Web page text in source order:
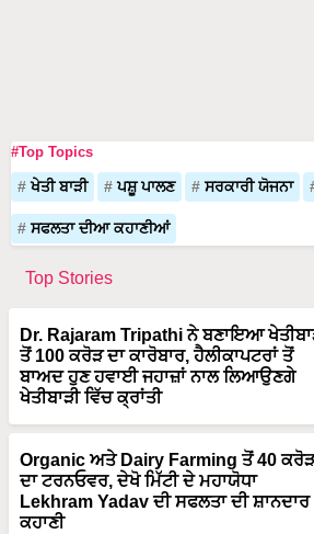
#Top Topics
ਖੇਤੀ ਬਾੜੀ ਪਸ਼ੂ ਪਾਲਣ ਸਰਕਾਰੀ ਯੋਜਨਾ
ਸਫਲਤਾ ਦੀਆ ਕਹਾਣੀਆਂ
Top Stories
Dr. Rajaram Tripathi ਨੇ ਬਣਾਇਆ
ਤੋਂ 100 ਕਰੋੜ ਦਾ ਕਾਰੋਬਾਰ, ਹੈਲੀਕਾਪਟਰਾਂ ਤੋਂ
ਬਾਅਦ ਹੁਣ ਹਵਾਈ ਜਹਾਜ਼ਾਂ ਨਾਲ ਲਿਆਉਣਗੇ
ਖੇਤੀਬਾੜੀ ਵਿੱਚ ਕ੍ਰਾਂਤੀ
Organic ਅਤੇ Dairy Farming ਤੋਂ 40
ਦਾ ਟਰਨਓਵਰ, ਦੇਖੋ ਮਿੱਟੀ ਦੇ ਮਹਾਯੋਧਾ
Lekhram Yadav ਦੀ ਸਫਲਤਾ ਦੀ ਸ਼ਾਨਦਾਰ
ਕਹਾਣੀ